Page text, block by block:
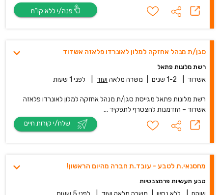
סגן/ת מנהל אחזקה למלון לאונרדו פלאזה אשדוד
רשת מלונות פתאל
אשדוד 1-2 שנים משרה מלאה ועוד לפני 1 שעות
רשת מלונות פתאל מגייסת סגן/ת מנהל אחזקה למלון לאונרדו פלאזה
אשדוד – הזדמנות להצטרף לתפקיד ...
מחסנאי.ת לטבע - עובד.ת חברה מהיום הראשון!
טבע תעשיות פרמצבטיות